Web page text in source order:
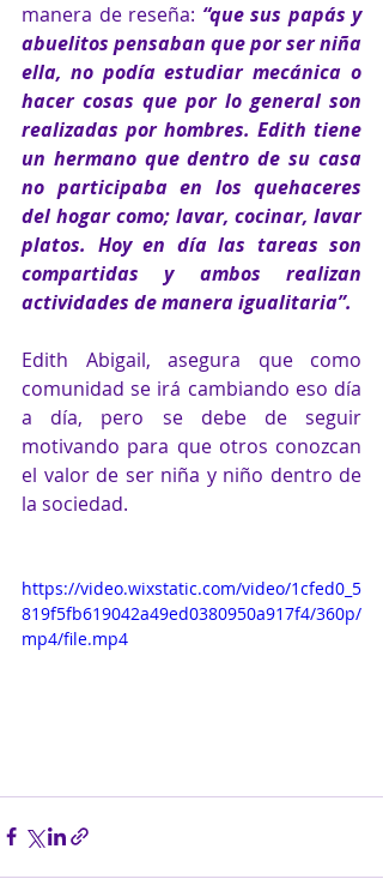
manera de reseña: “que sus papás y
abuelitos pensaban que por ser niña
ella, no podía estudiar mecánica o
hacer cosas que por lo general son
realizadas por hombres. Edith tiene
un hermano que dentro de su casa
no participaba en los quehaceres
del hogar como; lavar, cocinar, lavar
platos. Hoy en día las tareas son
compartidas y ambos realizan
actividades de manera igualitaria”.
Edith Abigail, asegura que como
comunidad se irá cambiando eso día
a día, pero se debe de seguir
motivando para que otros conozcan
el valor de ser niña y niño dentro de
la sociedad.
https://video.wixstatic.com/video/1cfed0_5
819f5fb619042a49ed0380950a917f4/360p/
mp4/file.mp4